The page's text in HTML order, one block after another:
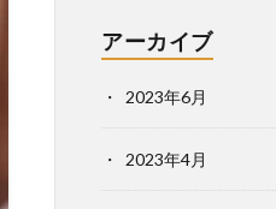
アーカイブ
2023年6月
2023年4月